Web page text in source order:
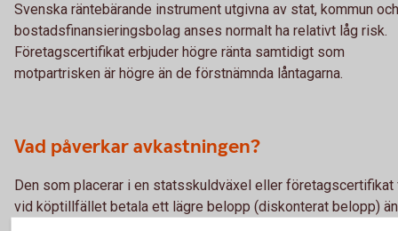
Svenska räntebärande instrument utgivna av stat, kommun och
bostadsfinansieringsbolag anses normalt ha relativt låg risk.
Företagscertifikat erbjuder högre ränta samtidigt som
motpartrisken är högre än de förstnämnda låntagarna.
Vad påverkar avkastningen?
Den som placerar i en statsskuldväxel eller företagscertifikat
vid köptillfället betala ett lägre belopp (diskonterat belopp)